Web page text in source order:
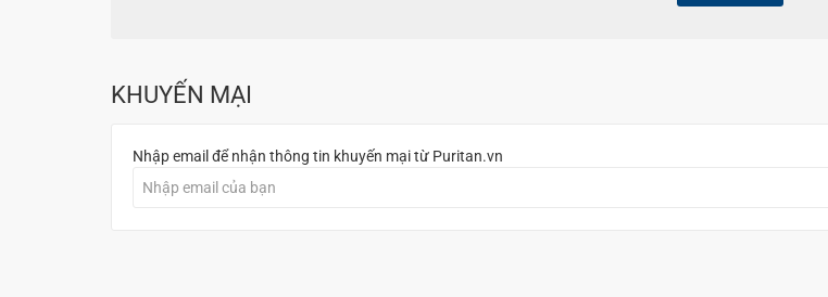
KHUYẾN MẠI
Nhập email để nhận thông tin khuyến mại từ Puritan.vn